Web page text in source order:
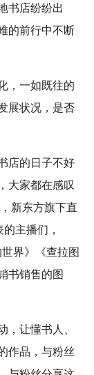
书店纷纷出
的前行中不断
，一如既往的
展状况，是否
店的日子不好
大家都在感叹
新东方旗下直
主播们，
界》《查拉图
书销售的图
，让懂书人、
作品，与粉丝